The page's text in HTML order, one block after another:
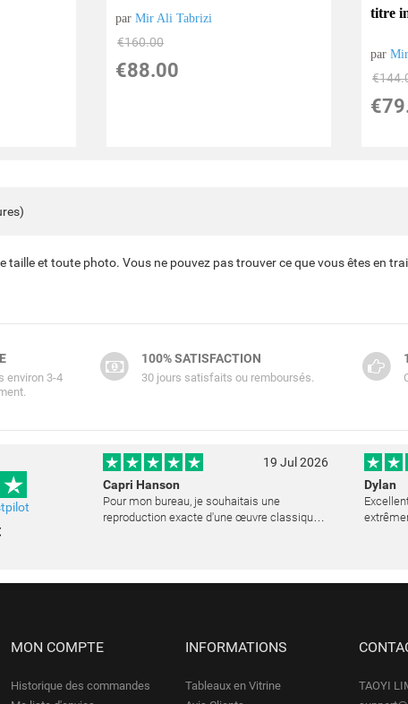
parMir Ali Tabrizi
€160.00
€88.00
titre
par
€
€
taille et toute photo. Vous ne pouvez pas trouver ce que vous êtes en
environ 3-4
100% SATISFACTION
30 jours satisfaits ou remboursés.
19 Jul 2026
Capri Hanson
Pour mon bureau, je souhaitais une
reproduction exacte d'une œuvre classique
Dylan
MON COMPTE
Historique des commandes
INFORMATIONS
Tableaux en Vitrine
TAOYI